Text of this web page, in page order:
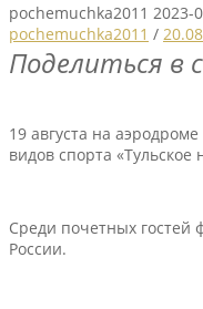
pochemuchka2011 2023-
pochemuchka2011 /
Поделиться в
19 августа на
видов спорта «Тульское
Среди почетных гостей
России.